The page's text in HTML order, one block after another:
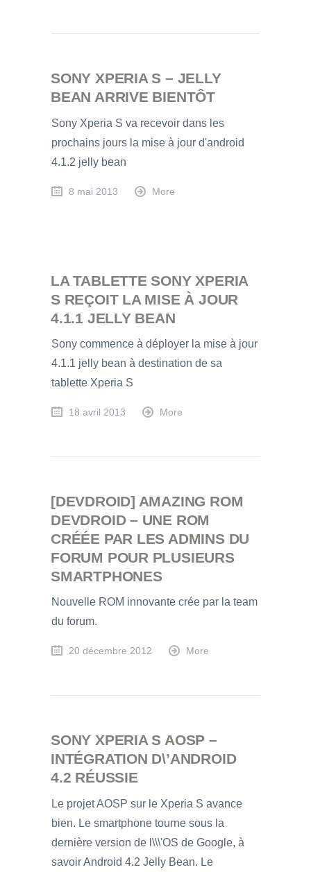
SONY XPERIA S – JELLY
BEAN ARRIVE BIENTÔT
Sony Xperia S va recevoir dans les
prochains jours la mise à jour d'android
4.1.2 jelly bean
8 mai 2013 More
LA TABLETTE SONY XPERIA
S REÇOIT LA MISE À JOUR
4.1.1 JELLY BEAN
Sony commence à déployer la mise à jour
4.1.1 jelly bean à destination de sa
tablette Xperia S
18 avril 2013 More
[DEVDROID] AMAZING ROM
DEVDROID – UNE ROM
CRÉÉE PAR LES ADMINS DU
FORUM POUR PLUSIEURS
SMARTPHONES
Nouvelle ROM innovante crée par la team
du forum.
20 décembre 2012 More
SONY XPERIA S AOSP –
INTÉGRATION D\’ANDROID
4.2 RÉUSSIE
Le projet AOSP sur le Xperia S avance
bien. Le smartphone tourne sous la
dernière version de l\\\'OS de Google, à
savoir Android 4.2 Jelly Bean. Le